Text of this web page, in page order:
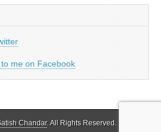
me on Facebook
Chandar. All Rights Reserved.